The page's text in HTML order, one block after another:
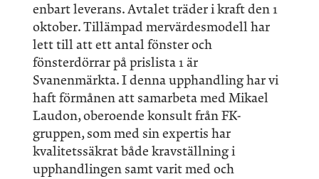
enbart leverans. Avtalet träder i kraft den 1
oktober. Tillämpad mervärdesmodell har
lett till att ett antal fönster och
fönsterdörrar på prislista 1 är
Svanenmärkta. I denna upphandling har vi
haft förmånen att samarbeta med Mikael
Laudon, oberoende konsult från FK-
gruppen, som med sin expertis har
kvalitetssäkrat både kravställning i
upphandlingen samt varit med och